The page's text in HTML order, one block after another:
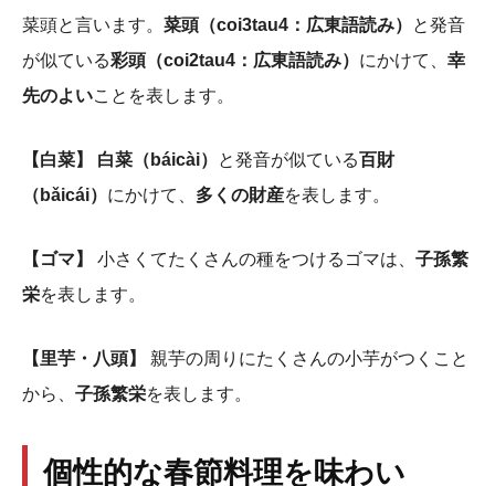
菜頭と言います。 菜頭（coi3tau4：広東語読み）
と発音
が似ている彩頭（coi2tau4：広東語読み） にかけて、 幸
先のよいことを表します。
【白菜】 白菜（báicài） と発音が似ている百財
（bǎicái） にかけて、 多くの財産を表します。
【ゴマ】 小さくてたくさんの種をつけるゴマは、 子孫繁
栄を表します。
【里芋・八頭】
親芋の周りにたくさんの小芋がつくこと
から、 子孫繁栄を表します。
個性的な春節料理を味わい